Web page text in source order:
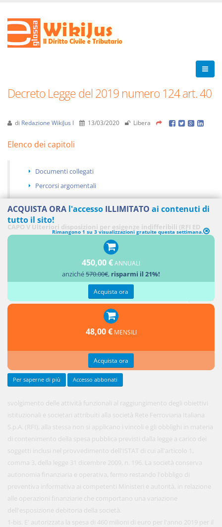
Decreto Legge del 2019 numero 124 art. 40
di Redazione WikiJus I 13/03/2020 Libera
Elenco dei capitoli
Documenti collegati
Percorsi argomentali
CAPO V Ulteriori disposizioni per esigenze indifferibili (RFI ED
EQUITALIA GIUSTIZIA)
il pieno ed
svolgimento delle attività funzionali al raggiungimento degli obiettivi
istituzionali e societari attribuiti alla società Rete Ferroviaria Italiana
S.p.A. (RFI), alla stessa non si applicano i vincoli e gli obblighi in materia
di contenimento della spesa pubblica previsti dalla legge a carico dei
soggetti inclusi nel provvedimento dell'ISTAT di cui all'articolo 1,
comma 3, della legge 31 dicembre 2009, n. 196. La società conserva
autonomia finanziaria e operativa, fermo restando l'obbligo di
preventiva informativa ai competenti Ministeri e autorità, in relazione
alle operazioni finanziarie che comportano una variazione
dell'esposizione debitoria della società.
1-bis. E' autorizzata la spesa di 460 milioni di euro per l'anno 2019 per il
ACQUISTA ORA l'accesso ILLIMITATO ai contenuti di
tutto il sito!
Rimangono 1 su 3 visualizzazioni gratuite questa settimana.
450,00 €ANNUALI
anziché570.00€, risparmi il 21%!
Acquista ora
48,00 € MENSILI
Acquista ora
Per saperne di più Accesso abbonati